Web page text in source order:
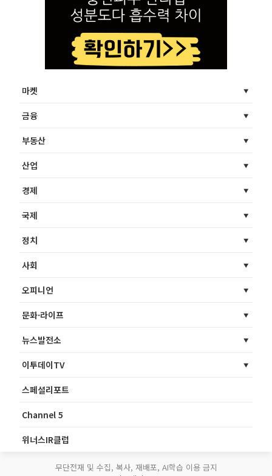
마켓
금융
부동산
산업
경제
국제
정치
사회
오피니언
문화·라이프
뉴스발전소
이투데이TV
스페셜리포트
Channel 5
위너스IR클럽
무단전재 및 수집, 복사, 재배포, AI학습 이용 금지